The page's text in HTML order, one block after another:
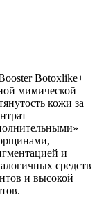
Botoxlike+
мимической
кожи за
и
средств
и высокой